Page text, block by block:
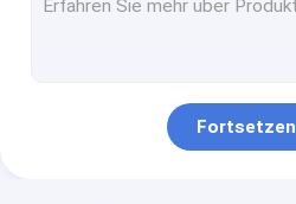
COFDM IP-Übermittler
Fortsetzen